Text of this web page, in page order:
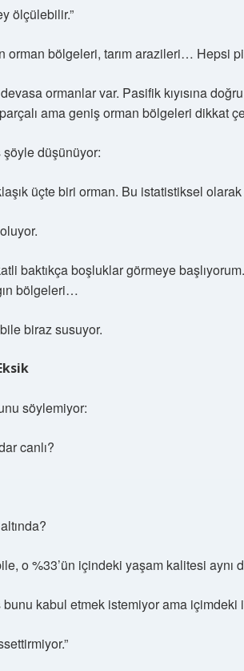
ölçülebilir.”
orman bölgeleri, tarım arazileri… Hepsi
devasa ormanlar var. Pasifik kıyısına
ama geniş orman bölgeleri dikkat
düşünüyor:
üçte biri orman. Bu istatistiksel olarak
baktıkça boşluklar görmeye
bölgeleri…
biraz susuyor.
söylemiyor:
canlı?
o %33’ün içindeki yaşam kalitesi aynı
kabul etmek istemiyor ama içimdeki